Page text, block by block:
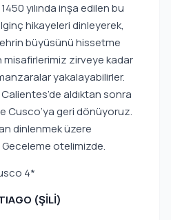
yılında inşa edilen bu
hikayeleri dinleyerek,
büyüsünü hissetme
misafirlerimiz zirveye kadar
yakalayabilirler.
aldıktan sonra
Cusco’ya geri dönüyoruz.
dinlenmek üzere
Geceleme otelimizde.
4*
(ŞİLİ)